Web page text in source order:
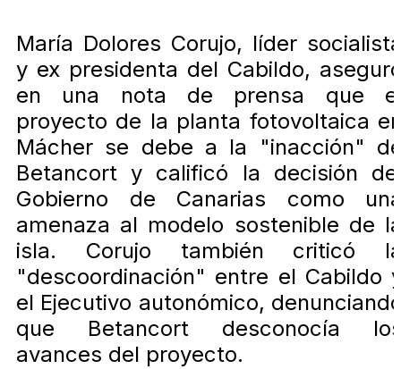
María Dolores Corujo, líder
y ex presidenta del Cabildo,
en una nota de prensa que
proyecto de la planta fotovoltaica
Mácher se debe a la "inacción"
Betancort y calificó la decisión
Gobierno de Canarias como
amenaza al modelo sostenible de
isla. Corujo también criticó
"descoordinación" entre el Cabildo
el Ejecutivo autonómico,
que Betancort desconocía
avances del proyecto.